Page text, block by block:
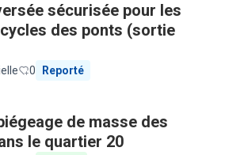
sécurisée pour les
des ponts (sortie
0 Reporté
de masse des
le quartier 20